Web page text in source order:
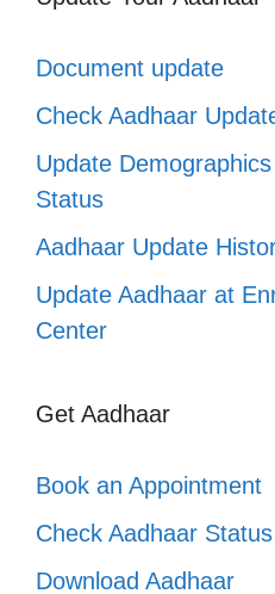
Document update
Check Aadhaar
Update
Status
Aadhaar Update
Update Aadhaar at
Center
Get Aadhaar
Book an Appointment
Check Aadhaar Status
Download Aadhaar